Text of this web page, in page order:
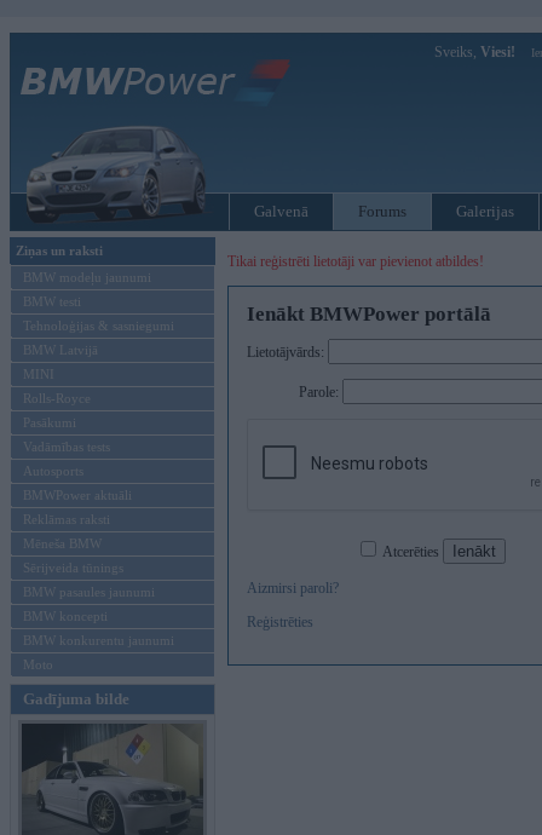
Sveiks, Viesi!
Galvenā Forums Galerijas
Ziņas un raksti
BMW modeļu jaunumi
BMW testi
Tehnoloģijas & sasniegumi
BMW Latvijā
MINI
Rolls-Royce
Pasākumi
Vadāmības tests
Autosports
BMWPower aktuāli
Reklāmas raksti
Mēneša BMW
Sērijveida tūnings
BMW pasaules jaunumi
BMW koncepti
BMW konkurentu jaunumi
Moto
Gadījuma bilde
Tikai reģistrēti lietotāji var pievienot atbildes!
Ienākt BMWPower portālā
Lietotājvārds:
Parole:
Atcerēties
Aizmirsi paroli?
Reģistrēties